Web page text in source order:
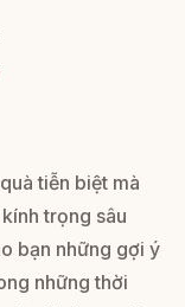
tiễn biệt mà
trọng sâu
bạn những gợi ý
những thời